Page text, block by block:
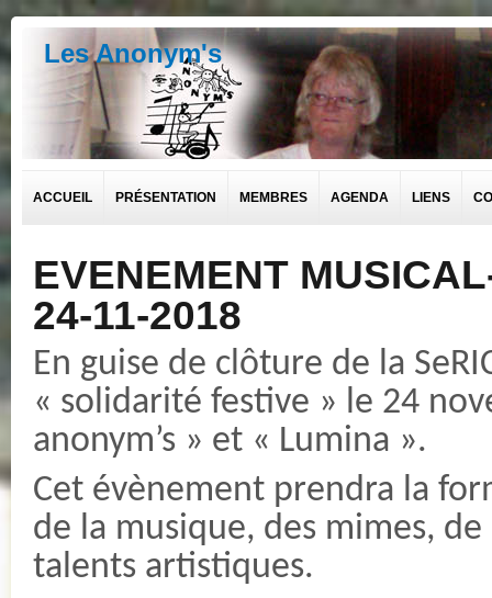
Les Anonym's
ACCUEIL PRÉSENTATION MEMBRES AGENDA LIENS
EVENEMENT
24-11-2018
En guise de clôture de la
« solidarité festive » le 24
anonym’s » et « Lumina ».
Cet évènement prendra la
de la musique, des mimes,
talents artistiques.